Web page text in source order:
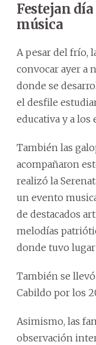
Festejan
música
A pesar del frío,
convocar ayer a
donde se
el desfile
educativa y a los
También las
acompañaron
realizó la
un evento
de destacados
melodías
donde tuvo lugar
También se
Cabildo por los
Asimismo, las
observación